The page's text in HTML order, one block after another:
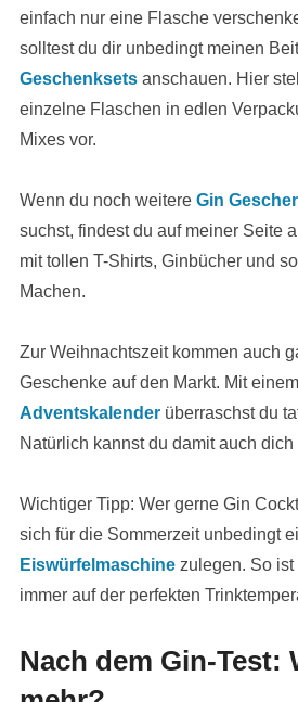
einfach nur eine Flasche
solltest du dir unbedingt meinen
Geschenksetsanschauen. Hier
einzelne Flaschen in edlen
Mixes vor.
Wenn du noch weitere Gin
suchst, findest du auf meiner Seite
mit tollen T-Shirts, Ginbücher und
Machen.
Zur Weihnachtszeit kommen auch
Geschenke auf den Markt. Mit einem
Adventskalenderüberraschst du
Natürlich kannst du damit auch
Wichtiger Tipp: Wer gerne Gin
sich für die Sommerzeit unbedingt
Eiswürfelmaschinezulegen. So ist
immer auf der perfekten
Nach dem Gin-Test: